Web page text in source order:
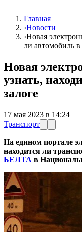
Главная
›Новости
›Новая
ли автомобиль в
Новая
узнать,
залоге
17 мая 2023 в 14:24
Транспорт
На едином портале
находится ли
БЕЛТА в